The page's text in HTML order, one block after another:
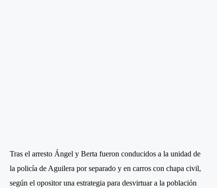
Tras el arresto Ángel y Berta fueron conducidos a la unidad de
la policía de Aguilera por separado y en carros con chapa civil,
según el opositor una estrategia para desvirtuar a la población